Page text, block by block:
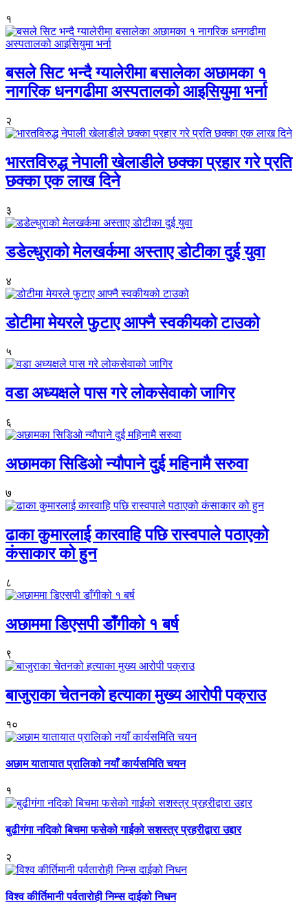
१
बसले सिट भन्दै ग्यालेरीमा बसालेका अछामका १
नागरिक धनगढीमा अस्पतालको आइसियुमा भर्ना
२
भारतविरुद्ध नेपाली खेलाडीले छक्का प्रहार गरे प्रति
छक्का एक लाख दिने
३
डडेल्धुराको मेलखर्कमा अस्ताए डोटीका दुई युवा
४
डोटीमा मेयरले फुटाए आफ्नै स्वकीयको टाउको
५
वडा अध्यक्षले पास गरे लोकसेवाको जागिर
६
अछामका सिडिओ न्यौपाने दुई महिनामै सरुवा
७
ढाका कुमारलाई कारवाहि पछि रास्वपाले पठाएको
कंसाकार को हुन
८
अछाममा डिएसपी डाँगीको १ बर्ष
९
बाजुराका चेतनको हत्याका मुख्य आरोपी पक्राउ
१०
अछाम यातायात प्रालिको नयाँ कार्यसमिति चयन
१
बुढीगंगा नदिको बिचमा फसेको गाईको सशस्त्र प्रहरीद्वारा उद्दार
२
विश्व कीर्तिमानी पर्वतारोही निम्स दाईको निधन